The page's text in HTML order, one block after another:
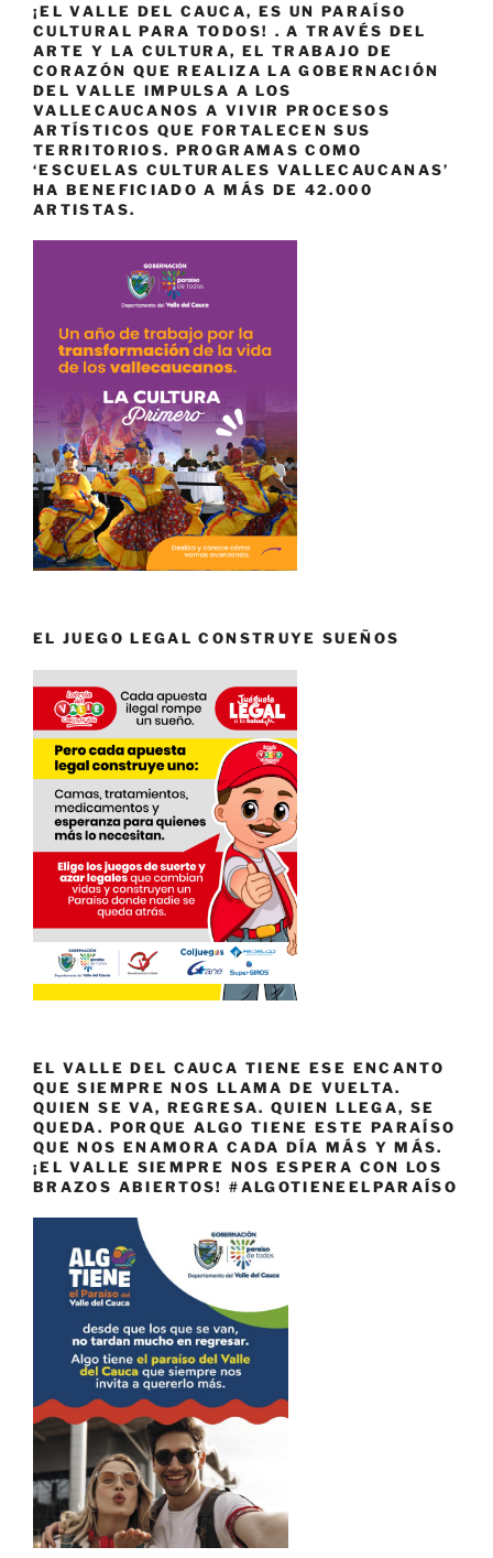
¡EL VALLE DEL CAUCA, ES UN PARAÍSO
CULTURAL PARA TODOS! . A TRAVÉS DEL
ARTE Y LA CULTURA, EL TRABAJO DE
CORAZÓN QUE REALIZA LA GOBERNACIÓN
DEL VALLE IMPULSA A LOS
VALLECAUCANOS A VIVIR PROCESOS
ARTÍSTICOS QUE FORTALECEN SUS
TERRITORIOS. PROGRAMAS COMO
‘ESCUELAS CULTURALES VALLECAUCANAS’
HA BENEFICIADO A MÁS DE 42.000
ARTISTAS.
EL JUEGO LEGAL CONSTRUYE SUEÑOS
EL VALLE DEL CAUCA TIENE ESE ENCANTO
QUE SIEMPRE NOS LLAMA DE VUELTA.
QUIEN SE VA, REGRESA. QUIEN LLEGA, SE
QUEDA. PORQUE ALGO TIENE ESTE PARAÍSO
QUE NOS ENAMORA CADA DÍA MÁS Y MÁS.
¡EL VALLE SIEMPRE NOS ESPERA CON LOS
BRAZOS ABIERTOS! #ALGOTIENEELPARAÍSO